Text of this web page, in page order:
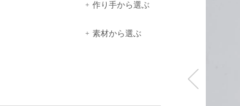
+ 作り手から選ぶ
+ 素材から選ぶ